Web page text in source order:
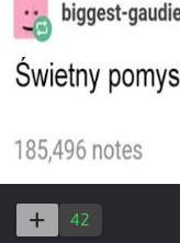
42